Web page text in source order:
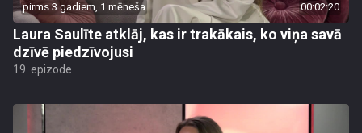
pirms 3 gadiem, 1 mēneša 00:02:20
Laura Saulīte atklāj, kas ir trakākais, ko viņa savā
dzīvē piedzīvojusi
19. epizode